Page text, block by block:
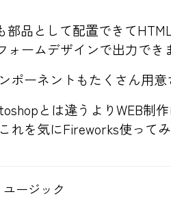
部品として配置できて
ォームデザインで出力でき
ポーネントもたくさん用
とは違うよりWEB制
れを気にFireworks使って
ユージック